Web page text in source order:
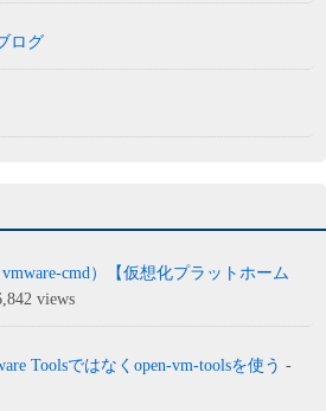
ログ
cmd）【仮想化プラットホーム
views
Toolsではなくopen-vm-toolsを使う -